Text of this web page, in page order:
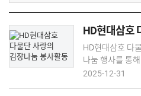
HD현대삼호 다
나눔 행사를 통
나눴습니다. 다물단은 지난 12월21일(일) 목포
2025-12-31